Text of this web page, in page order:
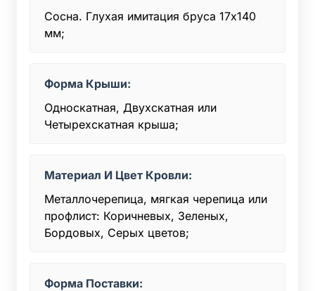
Сосна. Глухая имитация бруса 17х140
мм;
Форма Крыши:
Односкатная, Двухскатная или
Четырехскатная крыша;
Материал И Цвет Кровли:
Металлочерепица, мягкая черепица или
профлист: Коричневых, Зеленых,
Бордовых, Серых цветов;
Форма Поставки: